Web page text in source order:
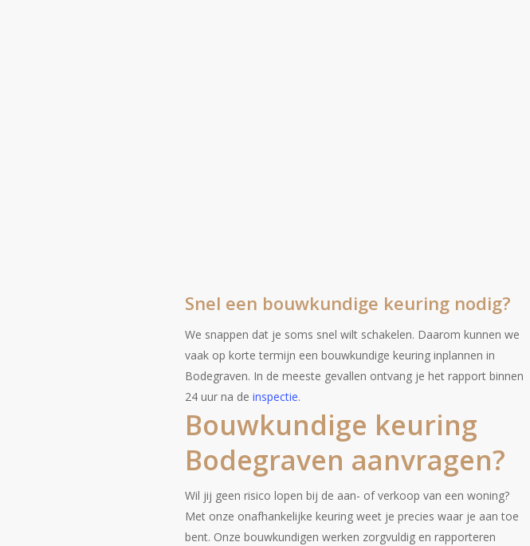
Snel een bouwkundige keuring nodig?
We snappen dat je soms snel wilt schakelen. Daarom kunnen we
vaak op korte termijn een bouwkundige keuring inplannen in
Bodegraven. In de meeste gevallen ontvang je het rapport binnen
24 uur na deinspectie.
Bouwkundige keuring
Bodegraven aanvragen?
Wil jij geen risico lopen bij de aan- of verkoop van een woning?
Met onze onafhankelijke keuring weet je precies waar je aan toe
bent. Onze bouwkundigen werken zorgvuldig en rapporteren